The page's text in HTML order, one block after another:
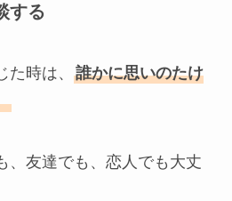
する
時は、 誰かに思いのたけ
、友達でも、恋人でも大丈